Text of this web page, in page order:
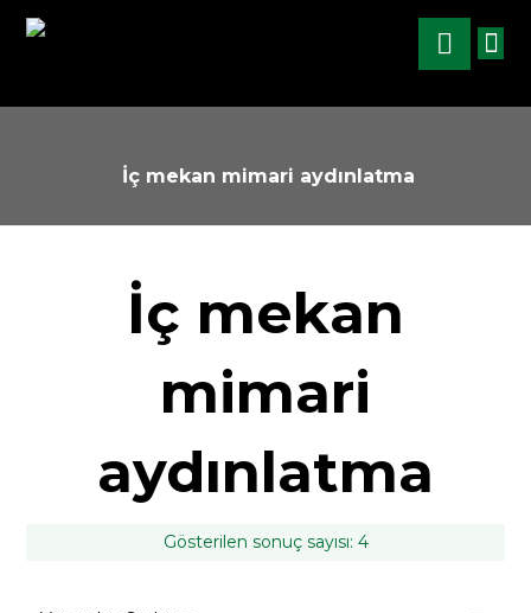
İç mekan mimari aydınlatma
İç mekan
mimari
aydınlatma
Gösterilen sonuç sayısı: 4